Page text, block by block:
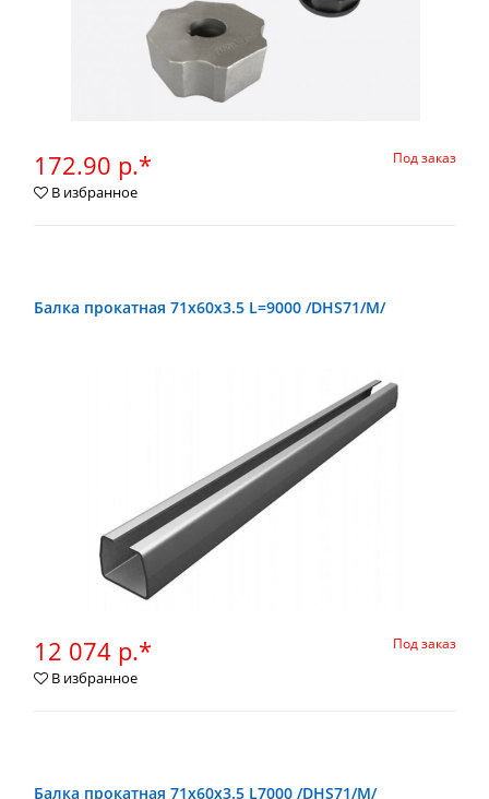
172.90 р.* Под заказ
В избранное
Балка прокатная 71х60х3.5 L=9000 /DHS71/М/
12 074 р.* Под заказ
В избранное
Балка прокатная 71х60х3.5 L7000 /DHS71/М/